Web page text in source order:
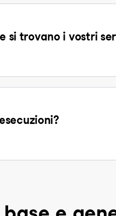
si trovano i vostri